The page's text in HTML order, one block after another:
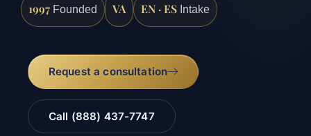
1997 Founded VA EN · ES Intake
Request a consultation
Call (888) 437-7747